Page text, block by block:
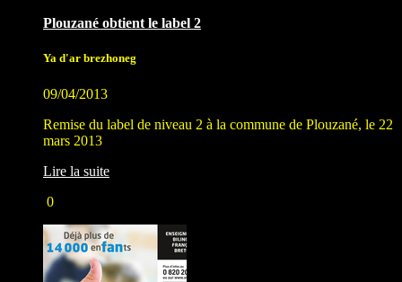
Plouzané obtient le label 2
Ya d'ar brezhoneg
09/04/2013
Remise du label de niveau 2 à la commune de Plouzané, le 22
mars 2013
Lire la suite
0